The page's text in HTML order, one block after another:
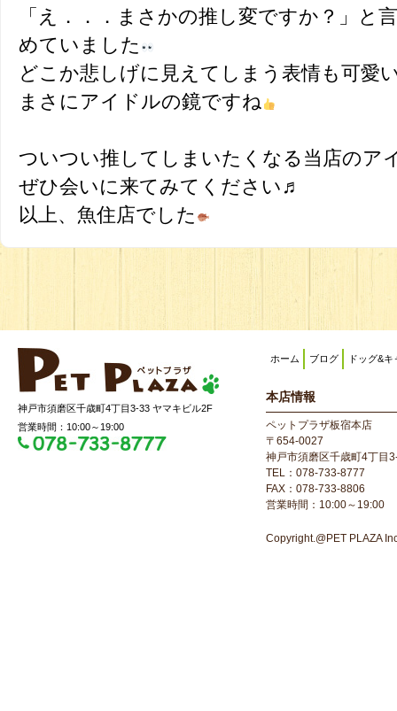
「え．．．まさかの推し変ですか？」と
めていました
どこか悲しげに見えてしまう表情も可愛
まさにアイドルの鏡ですね
ついつい推してしまいたくなる当店のア
ぜひ会いに来てみてください♬
以上、魚住店でした
神戸市須磨区千歳町4丁目3-33 ヤマキビル2F
営業時間：10:00～19:00
ホーム ブログ ドッグ&キ
本店情報
ペットプラザ板宿本店
〒654-0027
神戸市須磨区千歳町4丁目
TEL：078-733-8777
FAX：078-733-8806
営業時間：10:00～19:00
Copyright.@PET PLAZA